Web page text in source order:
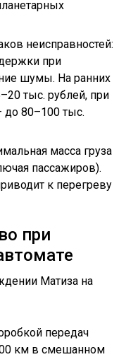
неисправностей:
при
шумы. На ранних
тыс. рублей, при
до 80–100 тыс.
масса груза
пассажиров).
к перегреву
при
передач
км в смешанном